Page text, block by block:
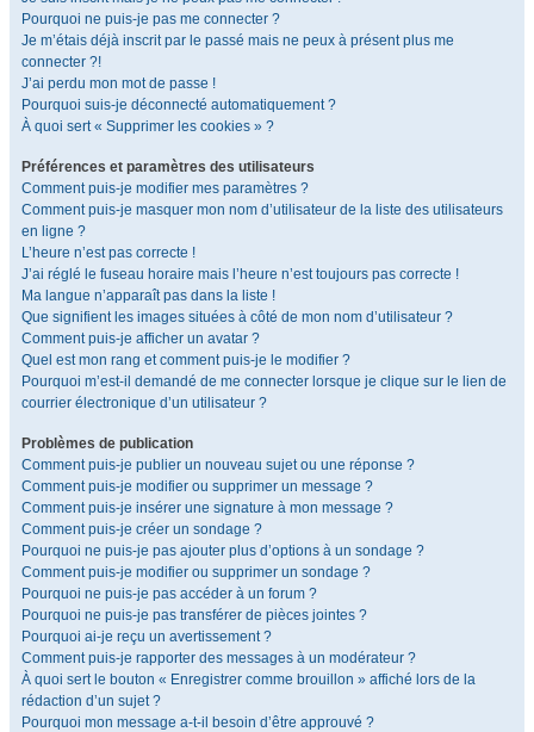
Pourquoi ne puis-je pas me connecter ?
Je m’étais déjà inscrit par le passé mais ne peux à présent plus me
connecter ?!
J’ai perdu mon mot de passe !
Pourquoi suis-je déconnecté automatiquement ?
À quoi sert « Supprimer les cookies » ?
Préférences et paramètres des utilisateurs
Comment puis-je modifier mes paramètres ?
Comment puis-je masquer mon nom d’utilisateur de la liste des utilisateurs
en ligne ?
L’heure n’est pas correcte !
J’ai réglé le fuseau horaire mais l’heure n’est toujours pas correcte !
Ma langue n’apparaît pas dans la liste !
Que signifient les images situées à côté de mon nom d’utilisateur ?
Comment puis-je afficher un avatar ?
Quel est mon rang et comment puis-je le modifier ?
Pourquoi m’est-il demandé de me connecter lorsque je clique sur le lien de
courrier électronique d’un utilisateur ?
Problèmes de publication
Comment puis-je publier un nouveau sujet ou une réponse ?
Comment puis-je modifier ou supprimer un message ?
Comment puis-je insérer une signature à mon message ?
Comment puis-je créer un sondage ?
Pourquoi ne puis-je pas ajouter plus d’options à un sondage ?
Comment puis-je modifier ou supprimer un sondage ?
Pourquoi ne puis-je pas accéder à un forum ?
Pourquoi ne puis-je pas transférer de pièces jointes ?
Pourquoi ai-je reçu un avertissement ?
Comment puis-je rapporter des messages à un modérateur ?
À quoi sert le bouton « Enregistrer comme brouillon » affiché lors de la
rédaction d’un sujet ?
Pourquoi mon message a-t-il besoin d’être approuvé ?